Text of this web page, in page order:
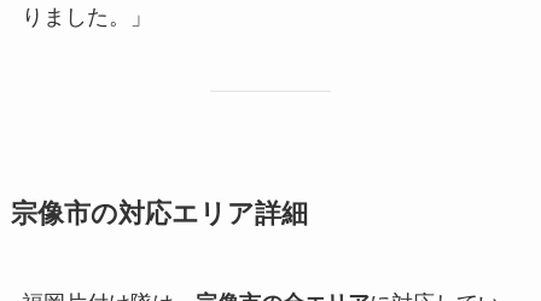
りました。」
宗像市の対応エリア詳細